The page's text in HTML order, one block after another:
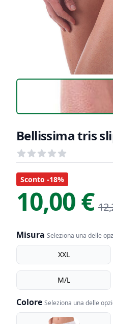
Bellissima tris
Recensioni
out of 5 stars
Informazioni Prodotto
Descrizione riassuntiva
Sconto -18%
10,00 €
Misura Seleziona una delle
Misura XXL
M/L
Colore Seleziona una delle
Colore